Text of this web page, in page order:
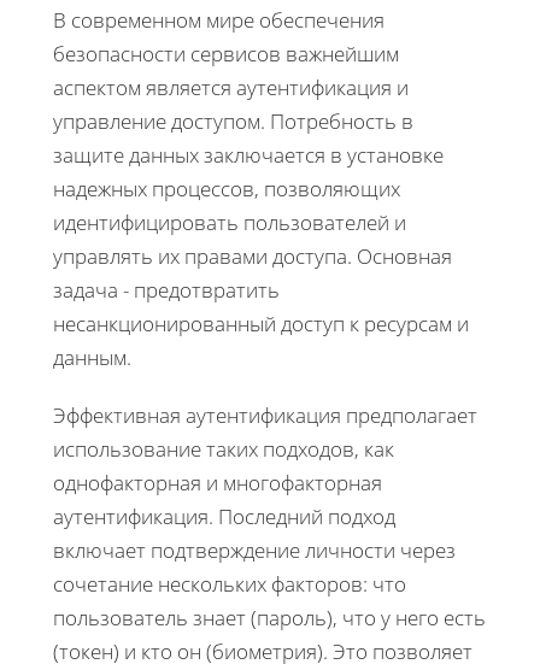
В современном мире обеспечения
безопасности сервисов важнейшим
аспектом является аутентификация и
управление доступом. Потребность в
защите данных заключается в установке
надежных процессов, позволяющих
идентифицировать пользователей и
управлять их правами доступа. Основная
задача - предотвратить
несанкционированный доступ к ресурсам и
данным.
Эффективная аутентификация предполагает
использование таких подходов, как
однофакторная и многофакторная
аутентификация. Последний подход
включает подтверждение личности через
сочетание нескольких факторов: что
пользователь знает (пароль), что у него есть
(токен) и кто он (биометрия). Это позволяет